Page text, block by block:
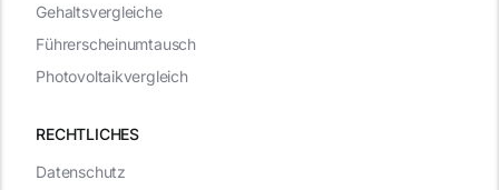
RECHTLICHES
Datenschutz
Gehaltsvergleiche
Führerscheinumtausch
Photovoltaikvergleich